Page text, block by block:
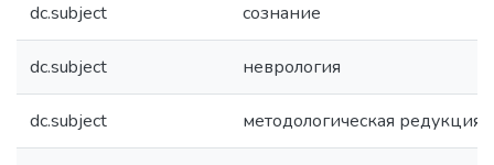
dc.subject сознание
dc.subject неврология
dc.subject методологическая редукция